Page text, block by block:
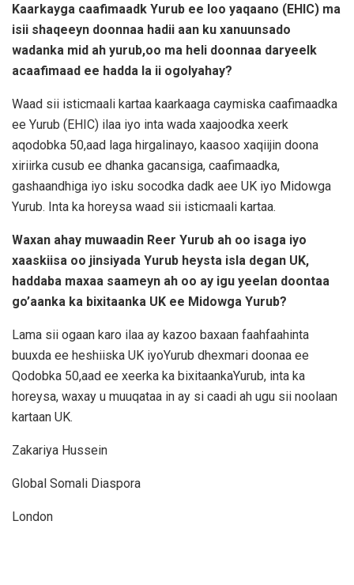
Kaarkayga caafimaadk Yurub ee loo yaqaano (EHIC) ma
isii shaqeeyn doonnaa hadii aan ku xanuunsado
wadanka mid ah yurub,oo ma heli doonnaa daryeelk
acaafimaad ee hadda la ii ogolyahay?
Waad sii isticmaali kartaa kaarkaaga caymiska caafimaadka
ee Yurub (EHIC) ilaa iyo inta wada xaajoodka xeerk
aqodobka 50,aad laga hirgalinayo, kaasoo xaqiijin doona
xiriirka cusub ee dhanka gacansiga, caafimaadka,
gashaandhiga iyo isku socodka dadk aee UK iyo Midowga
Yurub. Inta ka horeysa waad sii isticmaali kartaa.
Waxan ahay muwaadin Reer Yurub ah oo isaga iyo
xaaskiisa oo jinsiyada Yurub heysta isla degan UK,
haddaba maxaa saameyn ah oo ay igu yeelan doontaa
go’aanka ka bixitaanka UK ee Midowga Yurub?
Lama sii ogaan karo ilaa ay kazoo baxaan faahfaahinta
buuxda ee heshiiska UK iyoYurub dhexmari doonaa ee
Qodobka 50,aad ee xeerka ka bixitaankaYurub, inta ka
horeysa, waxay u muuqataa in ay si caadi ah ugu sii noolaan
kartaan UK.
Zakariya Hussein
Global Somali Diaspora
London